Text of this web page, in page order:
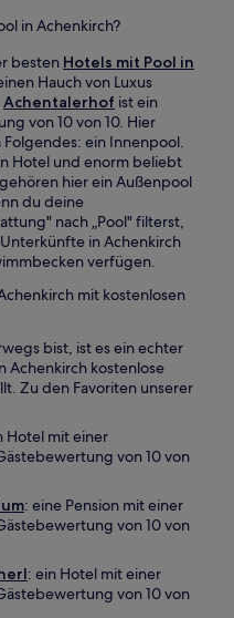
in Achenkirch?
besten Hotels mit Pool in
Hauch von Luxus
Achentalerhof ist ein
von 10 von 10. Hier
ein Innenpool.
Hotel und enorm beliebt
hier ein Außenpool
du deine
nach „Pool" filterst,
in Achenkirch
verfügen.
mit kostenlosen
bist, ist es ein echter
Achenkirch kostenlose
Zu den Favoriten unserer
Hotel mit einer
von 10 von
: eine Pension mit einer
von 10 von
: ein Hotel mit einer
von 10 von